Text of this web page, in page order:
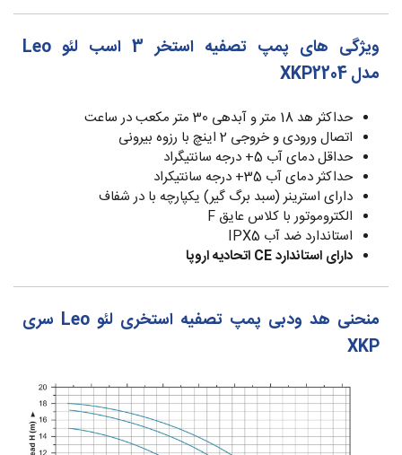
ویژگی های پمپ تصفیه استخر 3 اسب لئو Leo
مدل XKP2204
حداکثر هد 18 متر و آبدهی 30 متر مکعب در ساعت
اتصال ورودی و خروجی 2 اینچ با رزوه بیرونی
حداقل دمای آب 5+ درجه سانتیگراد
حداکثر دمای آب 35+ درجه سانتیکراد
دارای استرینر (سبد برگ گیر) یکپارچه با در شفاف
الکتروموتور با کلاس عایق F
استاندارد ضد آب IPX5
دارای استاندارد CE اتحادیه اروپا
منحنی هد ودبی پمپ تصفیه استخری لئو Leo سری
XKP